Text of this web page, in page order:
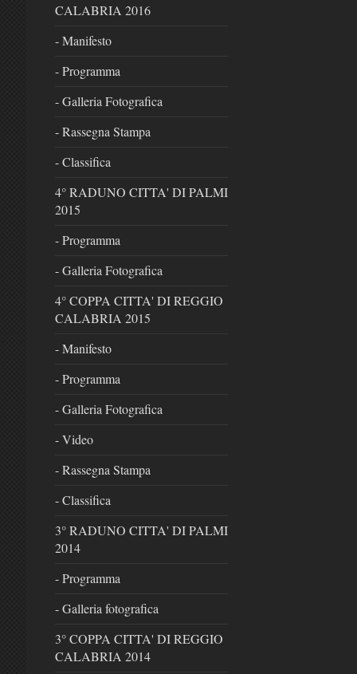
CALABRIA 2016
- Manifesto
- Programma
- Galleria Fotografica
- Rassegna Stampa
- Classifica
4° RADUNO CITTA' DI PALMI
2015
- Programma
- Galleria Fotografica
4° COPPA CITTA' DI REGGIO
CALABRIA 2015
- Manifesto
- Programma
- Galleria Fotografica
- Video
- Rassegna Stampa
- Classifica
3° RADUNO CITTA' DI PALMI
2014
- Programma
- Galleria fotografica
3° COPPA CITTA' DI REGGIO
CALABRIA 2014